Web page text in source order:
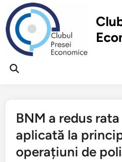
Перейти
содержимому
Открыть
BNM a redus
aplicată la
operațiuni de